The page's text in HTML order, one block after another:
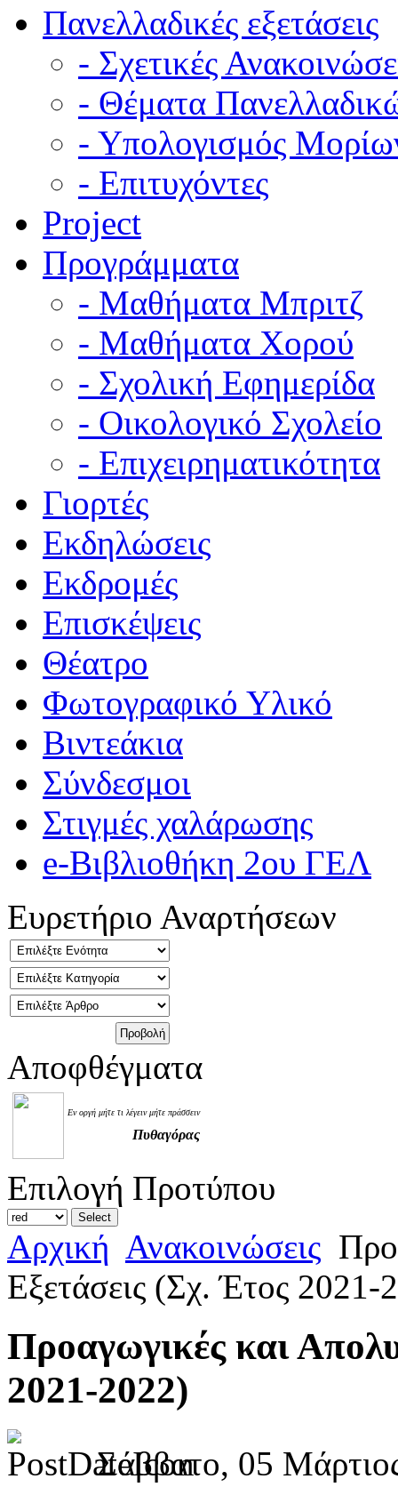
Πανελλαδικές εξετάσεις
- Σχετικές
- Θέματα
- Υπολογισμός
- Επιτυχόντες
Project
Προγράμματα
- Μαθήματα Μπριτζ
- Μαθήματα Χορού
- Σχολική Εφημερίδα
- Οικολογικό Σχολείο
- Επιχειρηματικότητα
Γιορτές
Εκδηλώσεις
Εκδρομές
Επισκέψεις
Θέατρο
Φωτογραφικό Υλικό
Βιντεάκια
Σύνδεσμοι
Στιγμές χαλάρωσης
e-Βιβλιοθήκη 2ου ΓΕΛ
Ευρετήριο Αναρτήσεων
Αποφθέγματα
Εν οργή μήτε τι λέγειν μήτε πράσσειν
Πυθαγόρας
Επιλογή Προτύπου
Αρχική Ανακοινώσεις
Εξετάσεις (Σχ. Έτος 2021-
Προαγωγικές και
2021-2022)
Σάββατο, 05